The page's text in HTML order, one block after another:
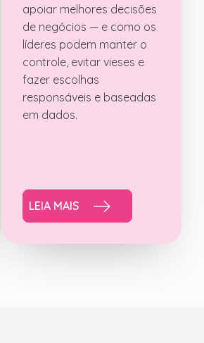
apoiar melhores decisões
de negócios — e como os
líderes podem manter o
controle, evitar vieses e
fazer escolhas
responsáveis ​​e baseadas
em dados.
LEIA MAIS